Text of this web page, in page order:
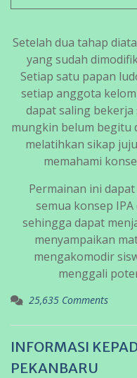
Setelah dua tahap
yang sudah
Setiap satu papan
setiap anggota
dapat saling bekerja
mungkin belum begitu
melatihkan sikap
memahami
Permainan ini
semua konsep
sehingga dapat
menyampaikan
mengakomodir
menggali
25,635 Comments
INFORMASI
PEKANBARU